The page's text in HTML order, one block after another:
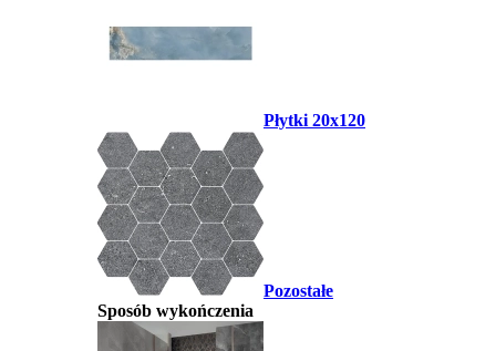
Płytki 20x120
Pozostałe
Sposób wykończenia